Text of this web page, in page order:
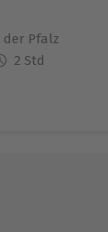
Pfalz
2 Std
basierend